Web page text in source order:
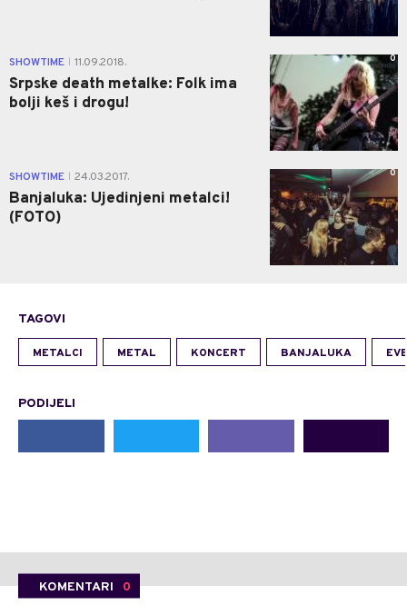
SHOWTIME 11.09.2018.
Srpske death metalke: Folk ima
bolji keš i drogu!
0
SHOWTIME 24.03.2017.
Banjaluka: Ujedinjeni metalci!
(FOTO)
0
TAGOVI
METALCI METAL KONCERT BANJALUKA
PODIJELI
KOMENTARI 0